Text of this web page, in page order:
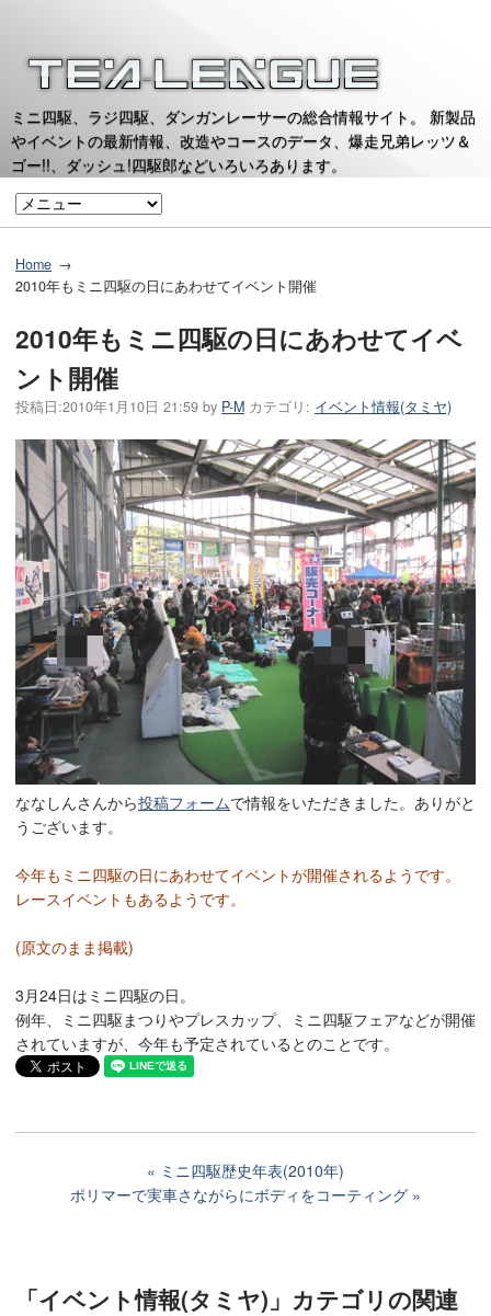
ミニ四駆、ラジ四駆、ダンガンレーサーの総合情報サイト。 新製品
やイベントの最新情報、改造やコースのデータ、爆走兄弟レッツ＆
ゴー!!、ダッシュ!四駆郎などいろいろあります。
Home
2010年もミニ四駆の日にあわせてイベント開催
2010年もミニ四駆の日にあわせてイベ
ント開催
投稿日:2010年1月10日 21:59 by P-M カテゴリ: イベント情報(タミヤ)
ななしんさんから投稿フォームで情報をいただきました。ありがと
うございます。
今年もミニ四駆の日にあわせてイベントが開催されるようです。
レースイベントもあるようです。
(原文のまま掲載)
3月24日はミニ四駆の日。
例年、ミニ四駆まつりやプレスカップ、ミニ四駆フェアなどが開催
されていますが、今年も予定されているとのことです。
ミニ四駆歴史年表(2010年)
ポリマーで実車さながらにボディをコーティング
「イベント情報(タミヤ)」カテゴリの関連